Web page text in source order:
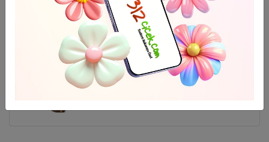
Ücretsiz Teslimat
Lilyum Aşkı
2.305 ,96 TL
2 - 4 - 6 Taksit Se?enei